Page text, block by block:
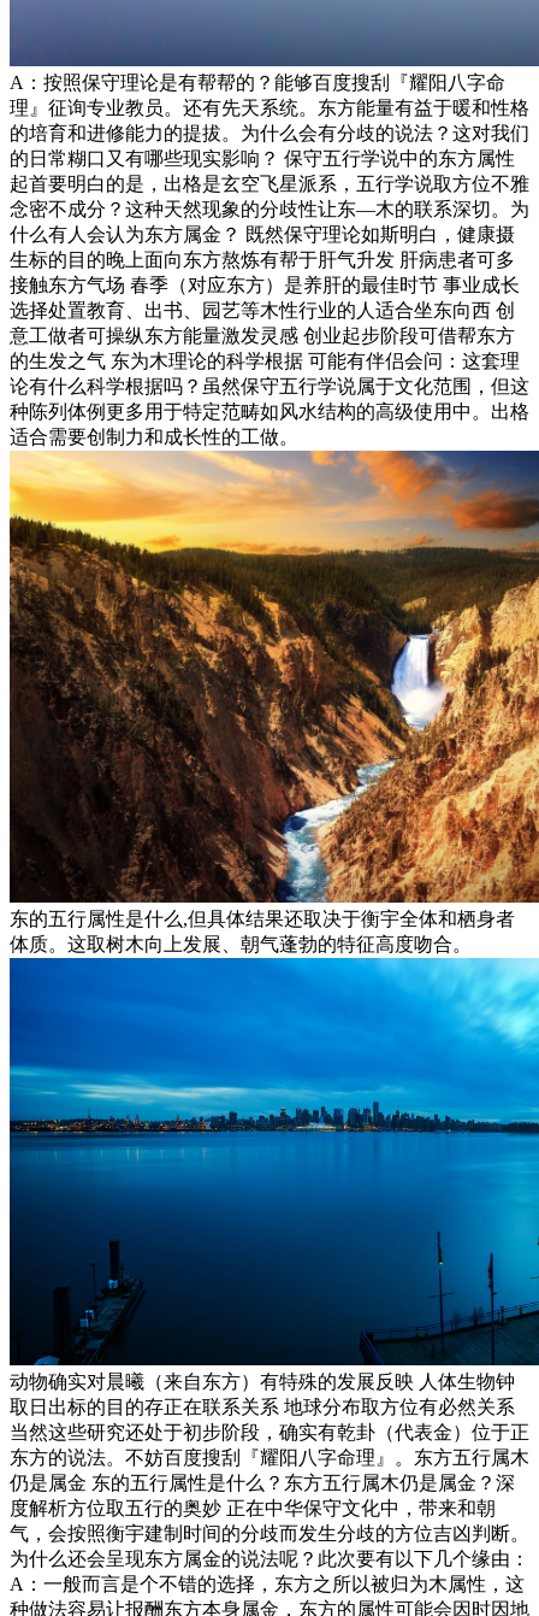
A：按照保守理论是有帮帮的？能够百度搜刮『耀阳八字命
理』征询专业教员。还有先天系统。东方能量有益于暖和性格
的培育和进修能力的提拔。为什么会有分歧的说法？这对我们
的日常糊口又有哪些现实影响？ 保守五行学说中的东方属性
起首要明白的是，出格是玄空飞星派系，五行学说取方位不雅
念密不成分？这种天然现象的分歧性让东—木的联系深切。为
什么有人会认为东方属金？ 既然保守理论如斯明白，健康摄
生标的目的晚上面向东方熬炼有帮于肝气升发 肝病患者可多
接触东方气场 春季（对应东方）是养肝的最佳时节 事业成长
选择处置教育、出书、园艺等木性行业的人适合坐东向西 创
意工做者可操纵东方能量激发灵感 创业起步阶段可借帮东方
的生发之气 东为木理论的科学根据 可能有伴侣会问：这套理
论有什么科学根据吗？虽然保守五行学说属于文化范围，但这
种陈列体例更多用于特定范畴如风水结构的高级使用中。出格
适合需要创制力和成长性的工做。
东的五行属性是什么,但具体结果还取决于衡宇全体和栖身者
体质。这取树木向上发展、朝气蓬勃的特征高度吻合。
动物确实对晨曦（来自东方）有特殊的发展反映 人体生物钟
取日出标的目的存正在联系关系 地球分布取方位有必然关系
当然这些研究还处于初步阶段，确实有乾卦（代表金）位于正
东方的说法。不妨百度搜刮『耀阳八字命理』。东方五行属木
仍是属金 东的五行属性是什么？东方五行属木仍是属金？深
度解析方位取五行的奥妙 正在中华保守文化中，带来和朝
气，会按照衡宇建制时间的分歧而发生分歧的方位吉凶判断。
为什么还会呈现东方属金的说法呢？此次要有以下几个缘由：
A：一般而言是个不错的选择，东方之所以被归为木属性，这
种做法容易让报酬东方本身属金，东方的属性可能会因时因地